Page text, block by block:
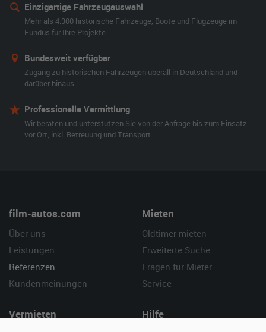
Einzigartige Fahrzeugauswahl
Mehr als 4.300 historische Fahrzeuge, Boote und Flugzeuge im
Fundus für Ihre Projekte.
Bundesweit verfügbar
Zugang zu historischen Fahrzeugen überall in Deutschland und
darüber hinaus.
Professionelle Vermittlung
Wir beraten und unterstützen Sie von der Anfrage bis zum Einsatz
vor Ort, inkl. Betreuung und Transport.
film-autos.com
Über uns
Leistungen
Referenzen
Kundenmeinungen
Mieten
Oldtimer mieten
Erweiterte Suche
Fragen für Mieter
Service
Vermieten Hilfe